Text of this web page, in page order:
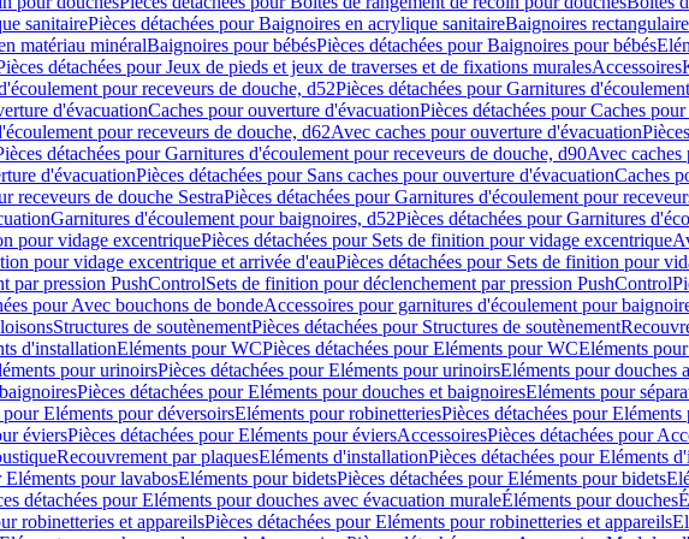
sanitairePièces détachées pour Baignoires en acrylique sanitaireBaignoires
matériau minéralBaignoires pour bébésPièces détachées pour Baignoires pour bébés
détachées pour Jeux de pieds et jeux de traverses et de fixations muralesAccessoires
pour receveurs de douche, d52Pièces détachées pour Garnitures
d'évacuationCaches pour ouverture d'évacuationPièces détachées pour Caches
pour receveurs de douche, d62Avec caches pour ouverture d'évacuation
détachées pour Garnitures d'écoulement pour receveurs de douche, d90Avec caches
d'évacuationPièces détachées pour Sans caches pour ouverture d'évacuationCaches
receveurs de douche SestraPièces détachées pour Garnitures d'écoulement pour
Garnitures d'écoulement pour baignoires, d52Pièces détachées pour Garnitures
pour vidage excentriquePièces détachées pour Sets de finition pour vidage excentrique
pour vidage excentrique et arrivée d'eauPièces détachées pour Sets de finition pour
par pression PushControlSets de finition pour déclenchement par pression PushControl
pour Avec bouchons de bondeAccessoires pour garnitures d'écoulement pour
Structures de soutènementPièces détachées pour Structures de soutènement
d'installationEléments pour WCPièces détachées pour Eléments pour WCEléments
pour urinoirsPièces détachées pour Eléments pour urinoirsEléments pour douches
Pièces détachées pour Eléments pour douches et baignoiresEléments pour
pour Eléments pour déversoirsEléments pour robinetteriesPièces détachées pour
éviersPièces détachées pour Eléments pour éviersAccessoiresPièces détachées pour
Recouvrement par plaquesEléments d'installationPièces détachées pour Eléments
Eléments pour lavabosEléments pour bidetsPièces détachées pour Eléments pour bidets
détachées pour Eléments pour douches avec évacuation muraleÉléments pour douches
robinetteries et appareilsPièces détachées pour Eléments pour robinetteries et appareils